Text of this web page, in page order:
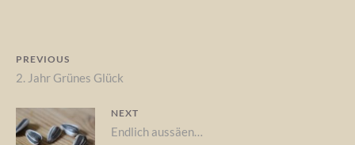
Beitragsnavigation
PREVIOUS
Previous
post:
2. Jahr Grünes Glück
NEXT
Next
Endlich aussäen…